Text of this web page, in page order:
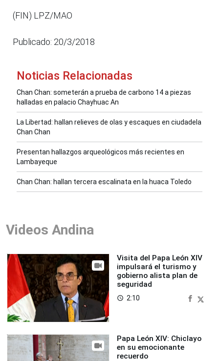
(FIN) LPZ/MAO
Publicado: 20/3/2018
Noticias Relacionadas
Chan Chan: someterán a prueba de carbono 14 a piezas
halladas en palacio Chayhuac An
La Libertad: hallan relieves de olas y escaques en ciudadela
Chan Chan
Presentan hallazgos arqueológicos más recientes en
Lambayeque
Chan Chan: hallan tercera escalinata en la huaca Toledo
Videos Andina
Visita del Papa León XIV
impulsará el turismo y
gobierno alista plan de
seguridad
access_time 2:10
Papa León XIV: Chiclayo
en su emocionante
recuerdo